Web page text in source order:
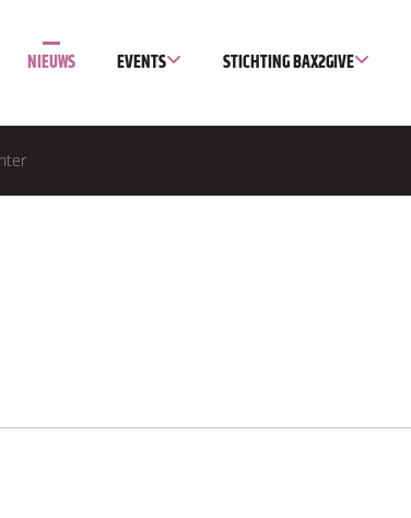
NIEUWS EVENTS STICHTING BAX2GIVE